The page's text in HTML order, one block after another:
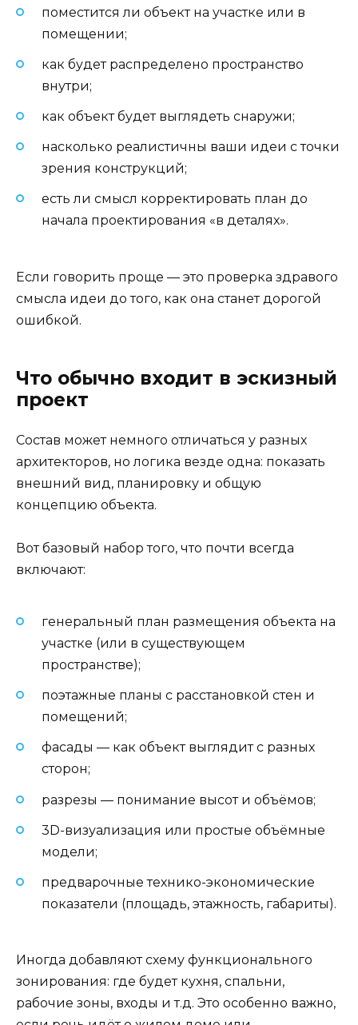
поместится ли объект на участке или в
помещении;
как будет распределено пространство
внутри;
как объект будет выглядеть снаружи;
насколько реалистичны ваши идеи с точки
зрения конструкций;
есть ли смысл корректировать план до
начала проектирования «в деталях».
Если говорить проще — это проверка здравого
смысла идеи до того, как она станет дорогой
ошибкой.
Что обычно входит в эскизный
проект
Состав может немного отличаться у разных
архитекторов, но логика везде одна: показать
внешний вид, планировку и общую
концепцию объекта.
Вот базовый набор того, что почти всегда
включают:
генеральный план размещения объекта на
участке (или в существующем
пространстве);
поэтажные планы с расстановкой стен и
помещений;
фасады — как объект выглядит с разных
сторон;
разрезы — понимание высот и объёмов;
3D-визуализация или простые объёмные
модели;
предварочные технико-экономические
показатели (площадь, этажность, габариты).
Иногда добавляют схему функционального
зонирования: где будет кухня, спальни,
рабочие зоны, входы и т.д. Это особенно важно,